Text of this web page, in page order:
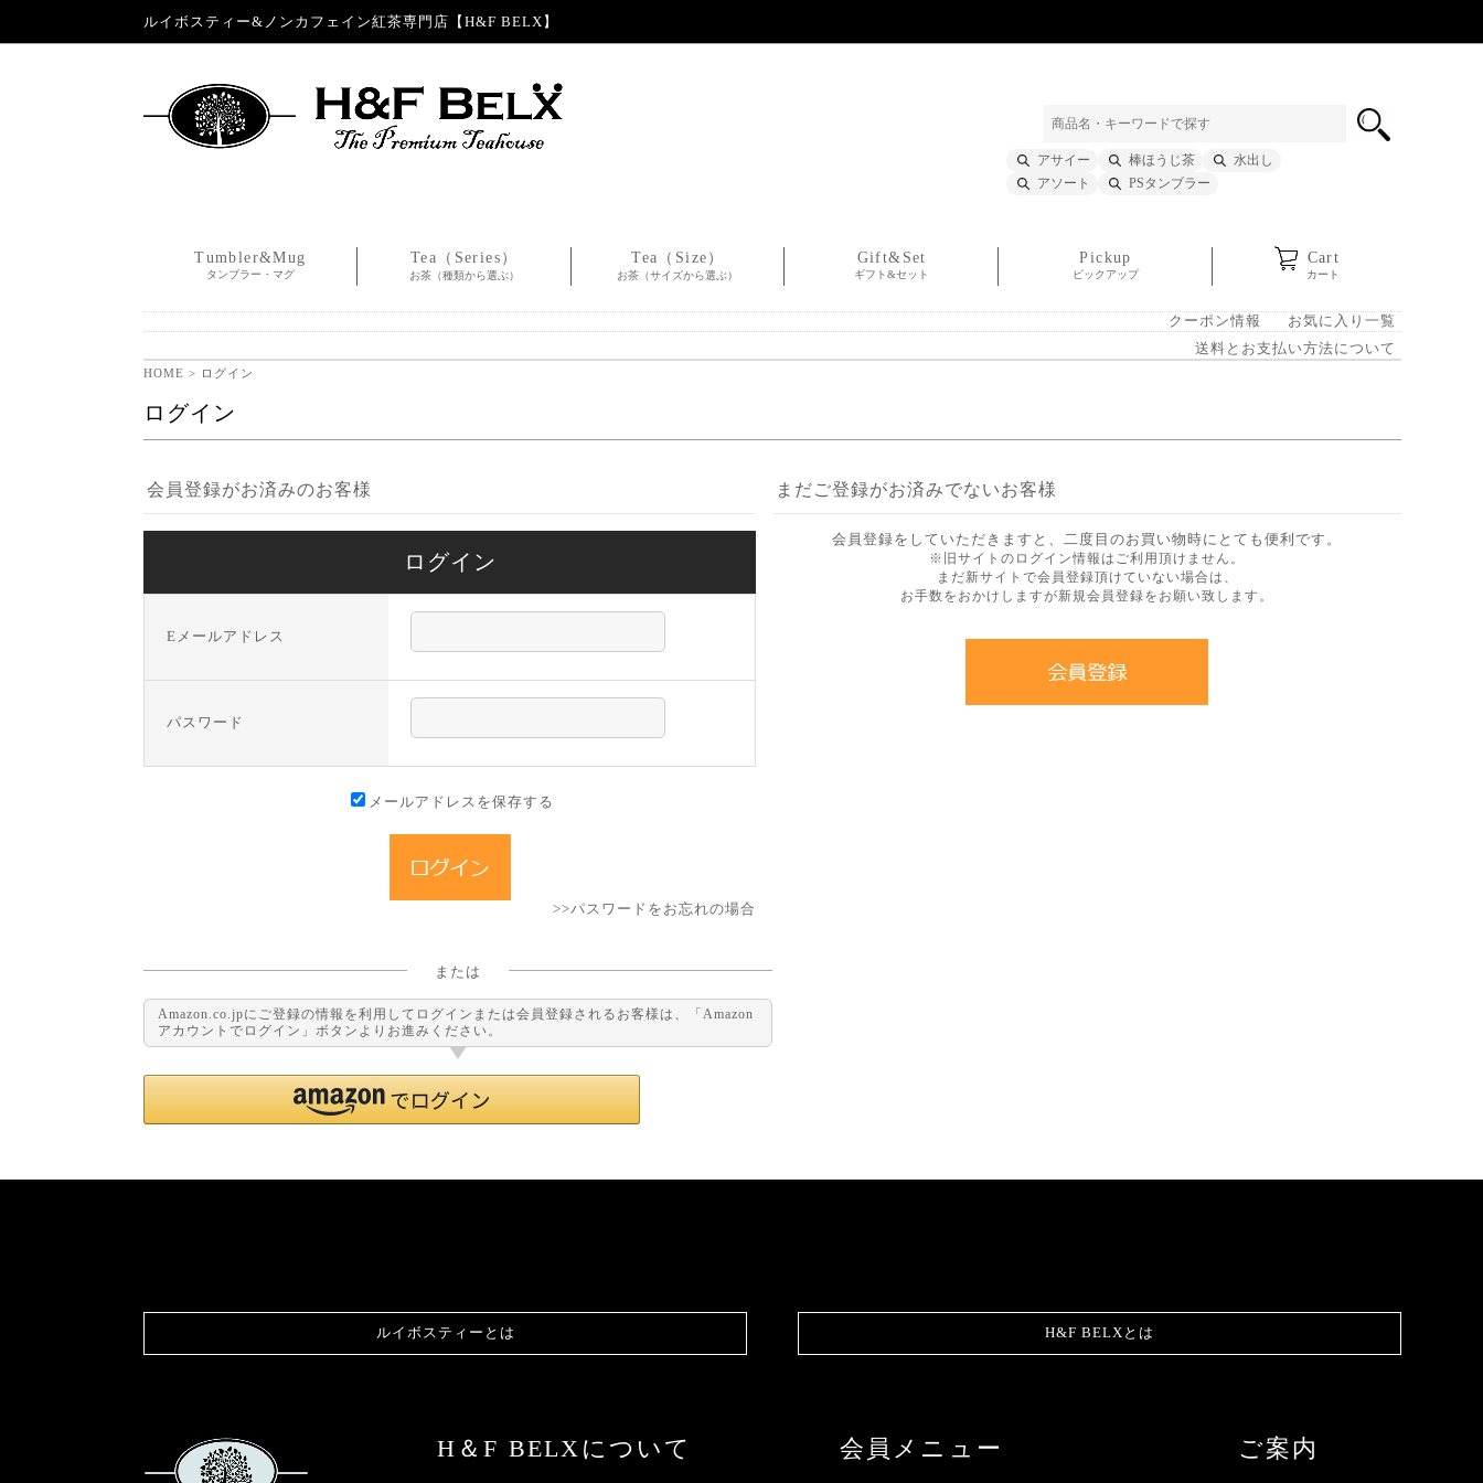
ルイボスティー&ノンカフェイン紅茶専門店【H&F BELX】
アサイー 棒ほうじ茶
水出し
アソート
PSタンブラー
Tumbler&Mug
タンブラー・マグ
Tea（Series）
お茶（種類から選ぶ）
Tea（Size）
お茶（サイズから選ぶ）
Gift&Set
ギフト&セット
Pickup
ピックアップ
Cart
カート
クーポン情報
お気に入り一覧
送料とお支払い方法について
HOME > ログイン
ログイン
会員登録がお済みのお客様
ログイン
Eメールアドレス
パスワード
メールアドレスを保存する
>>パスワードをお忘れの場合
または
Amazon.co.jpにご登録の情報を利用してログインまたは会員登録されるお客様は、「Amazon
アカウントでログイン」ボタンよりお進みください。
まだご登録がお済みでないお客様
会員登録をしていただきますと、二度目のお買い物時にとても便利です。
※旧サイトのログイン情報はご利用頂けません。
まだ新サイトで会員登録頂けていない場合は、
お手数をおかけしますが新規会員登録をお願い致します。
ルイボスティーとは H&F BELXとは
H＆F BELXについて 会員メニュー ご案内